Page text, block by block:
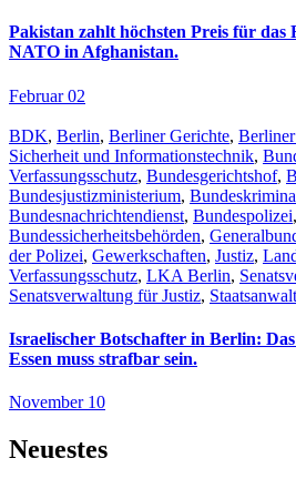
Pakistan zahlt höchsten Preis für das
NATO in Afghanistan.
Februar 02
BDK, Berlin, Berliner Gerichte,
Sicherheit und Informationstechnik,
Verfassungsschutz, Bundesgerichtshof,
Bundesjustizministerium,
Bundesnachrichtendienst, Bundespolizei,
Bundessicherheitsbehörden,
der Polizei, Gewerkschaften, Justiz,
Verfassungsschutz, LKA Berlin,
Senatsverwaltung für Justiz,
Israelischer Botschafter in Berlin:
Essen muss strafbar sein.
November 10
Neuestes